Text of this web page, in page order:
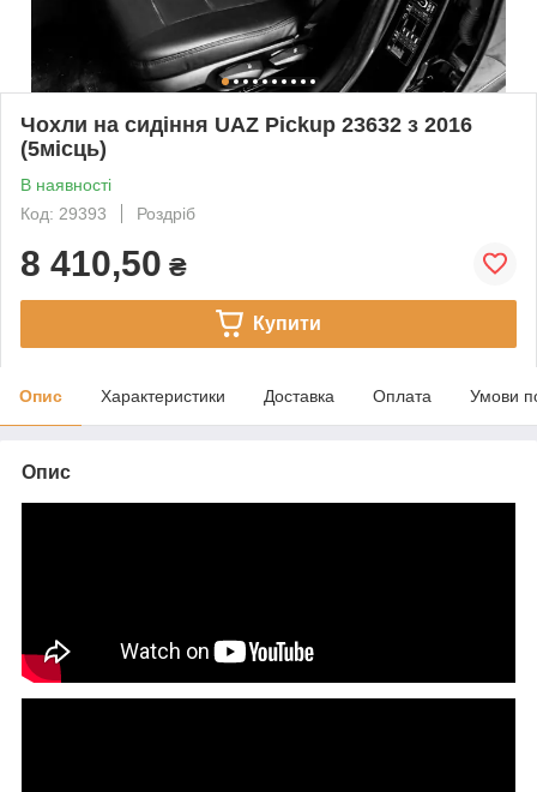
Чохли на сидіння UAZ Pickup 23632 з 2016
(5місць)
В наявності
Код: 29393
Роздріб
8 410,50 ₴
Купити
Опис Характеристики Доставка Оплата Умови
Опис